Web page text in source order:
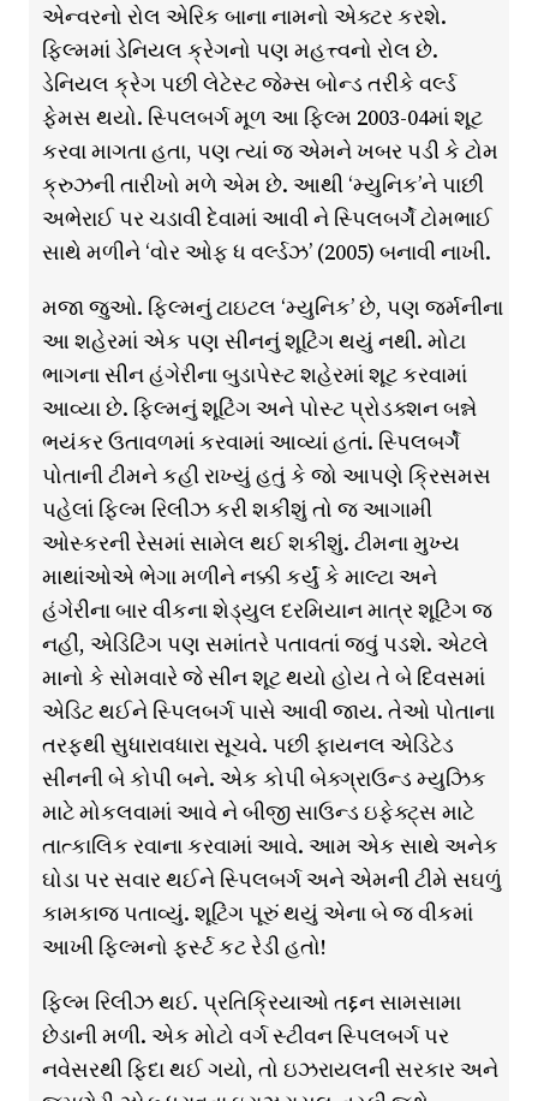
એન્વરનો રોલ એરિક બાના નામનો એક્ટર કરશે.
ફિલ્મમાં ડેનિયલ ક્રેગનો પણ મહત્ત્વનો રોલ છે.
ડેનિયલ ક્રેગ પછી લેટેસ્ટ જેમ્સ બોન્ડ તરીકે વર્લ્ડ
ફેમસ થયો. સ્પિલબર્ગ મૂળ આ ફિલ્મ 2003-04માં શૂટ
કરવા માગતા હતા, પણ ત્યાં જ એમને ખબર પડી કે ટોમ
ક્રુઝની તારીખો મળે એમ છે. આથી ‘મ્યુનિક’ને પાછી
અભેરાઈ પર ચડાવી દેવામાં આવી ને સ્પિલબર્ગે ટોમભાઈ
સાથે મળીને ‘વોર ઓફ ધ વર્લ્ડઝ’ (2005) બનાવી નાખી.
મજા જુઓ. ફિલ્મનું ટાઇટલ ‘મ્યુનિક’ છે, પણ જર્મનીના
આ શહેરમાં એક પણ સીનનું શૂટિંગ થયું નથી. મોટા
ભાગના સીન હંગેરીના બુડાપેસ્ટ શહેરમાં શૂટ કરવામાં
આવ્યા છે. ફિલ્મનું શૂટિંગ અને પોસ્ટ પ્રોડક્શન બન્ને
ભયંકર ઉતાવળમાં કરવામાં આવ્યાં હતાં. સ્પિલબર્ગે
પોતાની ટીમને કહી રાખ્યું હતું કે જો આપણે ક્રિસમસ
પહેલાં ફિલ્મ રિલીઝ કરી શકીશું તો જ આગામી
ઓસ્કરની રેસમાં સામેલ થઈ શકીશું. ટીમના મુખ્ય
માથાંઓએ ભેગા મળીને નક્કી કર્યું કે માલ્ટા અને
હંગેરીના બાર વીકના શેડ્યુલ દરમિયાન માત્ર શૂટિંગ જ
નહીં, એડિટિંગ પણ સમાંતરે પતાવતાં જવું પડશે. એટલે
માનો કે સોમવારે જે સીન શૂટ થયો હોય તે બે દિવસમાં
એડિટ થઈને સ્પિલબર્ગ પાસે આવી જાય. તેઓ પોતાના
તરફથી સુધારાવધારા સૂચવે. પછી ફાયનલ એડિટેડ
સીનની બે કોપી બને. એક કોપી બેક્ગ્રાઉન્ડ મ્યુઝિક
માટે મોકલવામાં આવે ને બીજી સાઉન્ડ ઇફેક્ટ્સ માટે
તાત્કાલિક રવાના કરવામાં આવે. આમ એક સાથે અનેક
ઘોડા પર સવાર થઈને સ્પિલબર્ગ અને એમની ટીમે સઘળું
કામકાજ પતાવ્યું. શૂટિંગ પૂરું થયું એના બે જ વીકમાં
આખી ફિલ્મનો ફર્સ્ટ કટ રેડી હતો!
ફિલ્મ રિલીઝ થઈ. પ્રતિક્રિયાઓ તદ્દન સામસામા
છેડાની મળી. એક મોટો વર્ગ સ્ટીવન સ્પિલબર્ગ પર
નવેસરથી ફિદા થઈ ગયો, તો ઇઝરાયલની સરકાર અને